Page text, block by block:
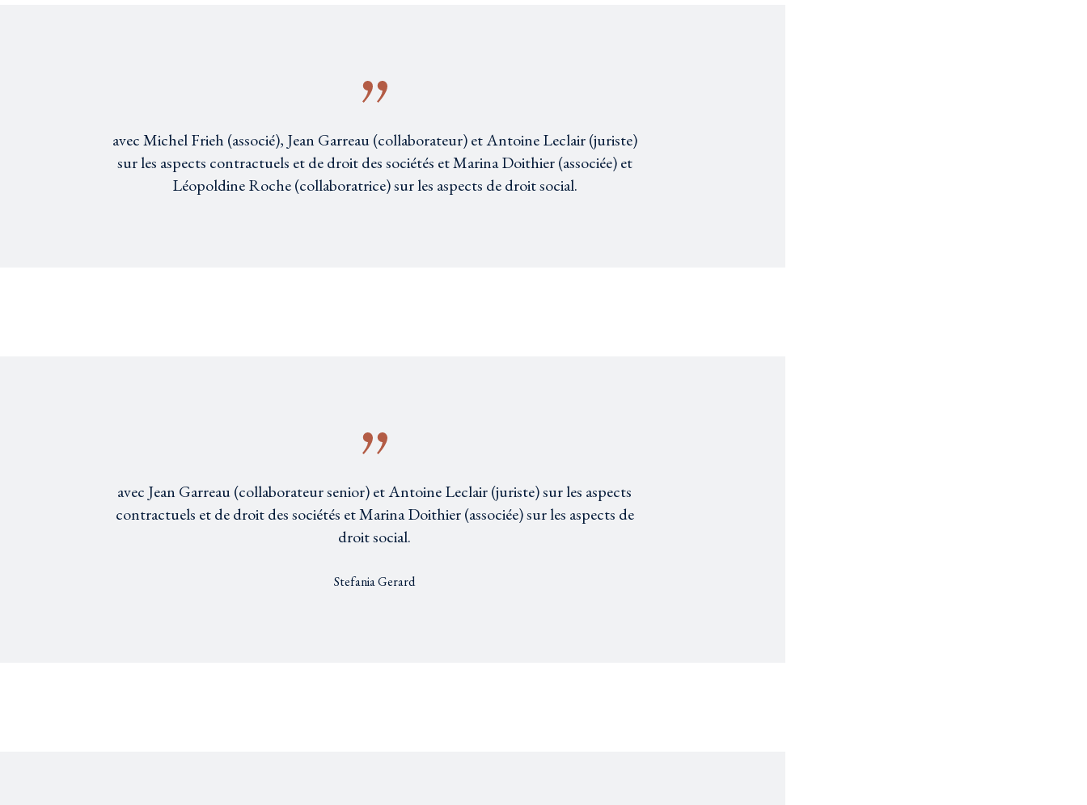
avec Michel Frieh (associé), Jean Garreau (collaborateur) et Antoine Leclair (juriste)
sur les aspects contractuels et de droit des sociétés et Marina Doithier (associée) et
Léopoldine Roche (collaboratrice) sur les aspects de droit social.
avec Jean Garreau (collaborateur senior) et Antoine Leclair (juriste) sur les aspects
contractuels et de droit des sociétés et Marina Doithier (associée) sur les aspects de
droit social.
Stefania Gerard